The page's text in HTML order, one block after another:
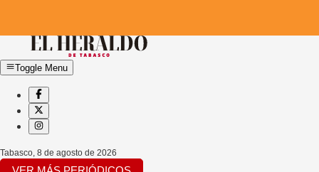
Toggle Menu
Tabasco, 8 de agosto de 2026